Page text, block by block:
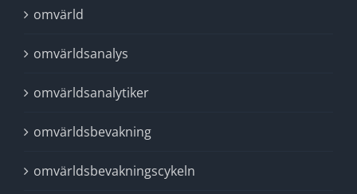
omvärld
omvärldsanalys
omvärldsanalytiker
omvärldsbevakning
omvärldsbevakningscykeln